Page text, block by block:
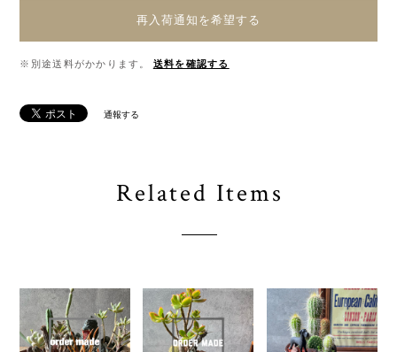
再入荷通知を希望する
※別途送料がかかります。 送料を確認する
通報する
Related Items